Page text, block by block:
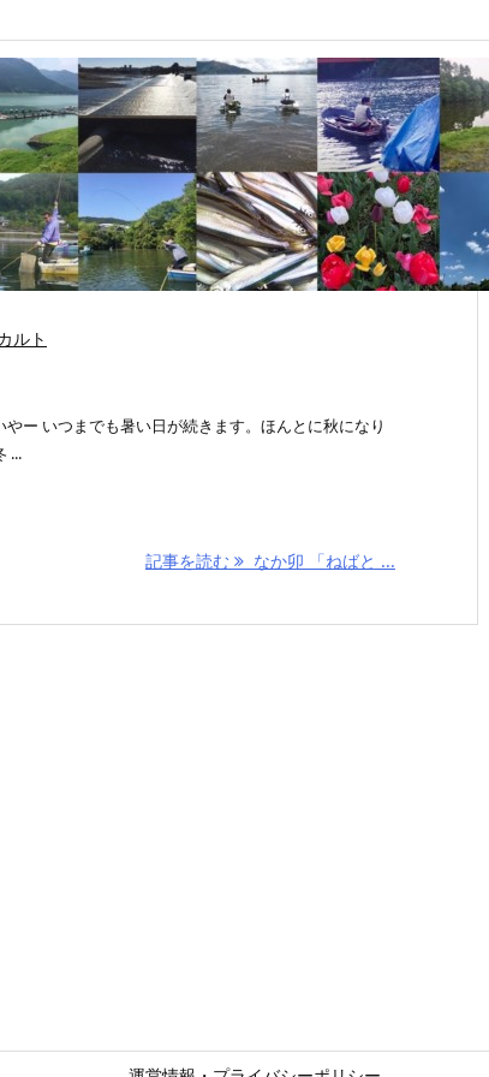
すだちおろしうどん」は
日に美味しい！
ルト
やー いつまでも暑い日が続きます。ほんとに秋になり
...
記事を読む なか卯 「ねばと ...